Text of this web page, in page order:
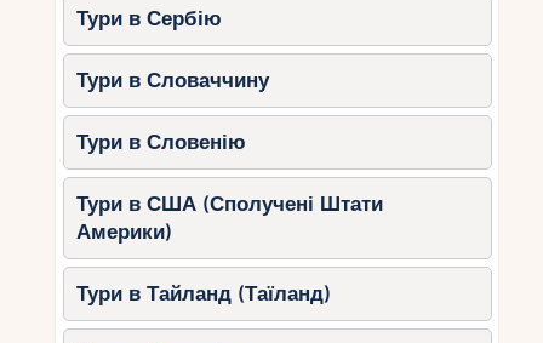
Тури в Сербію
Тури в Словаччину
Тури в Словенію
Тури в США (Сполучені Штати
Америки)
Тури в Тайланд (Таїланд)